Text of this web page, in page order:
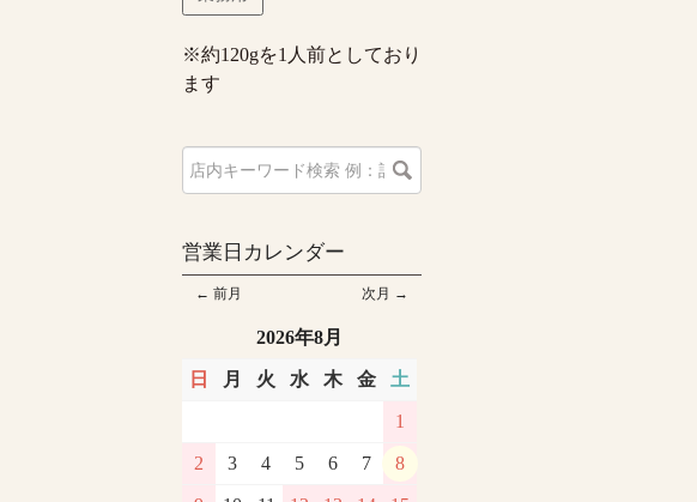
※約120gを1人前としており
ます
営業日カレンダー
← 前月 次月 →
2026年8月
日 月 火 水 木 金 土
1
2 3 4 5 6 7 8